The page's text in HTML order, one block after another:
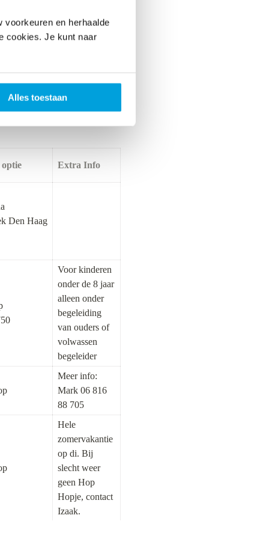
voorkeuren en herhaalde
cookies. Je kunt naar
Alles toestaan